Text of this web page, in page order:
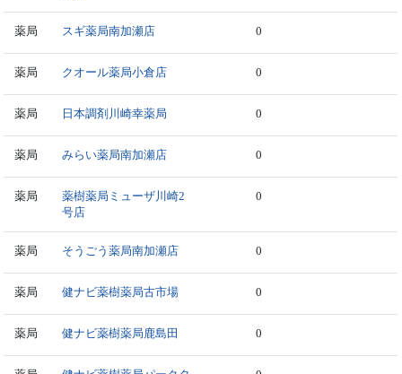
薬局 スギ薬局南加瀬店 0
薬局 クオール薬局小倉店 0
薬局 日本調剤川崎幸薬局 0
薬局 みらい薬局南加瀬店 0
薬局
薬樹薬局ミューザ川崎2
号店
0
薬局 そうごう薬局南加瀬店 0
薬局 健ナビ薬樹薬局古市場 0
薬局 健ナビ薬樹薬局鹿島田 0